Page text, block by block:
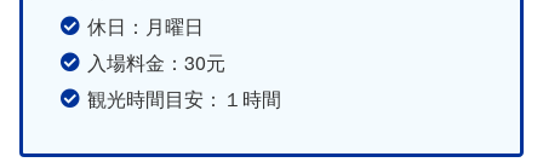
休日：月曜日
入場料金：30元
観光時間目安：１時間